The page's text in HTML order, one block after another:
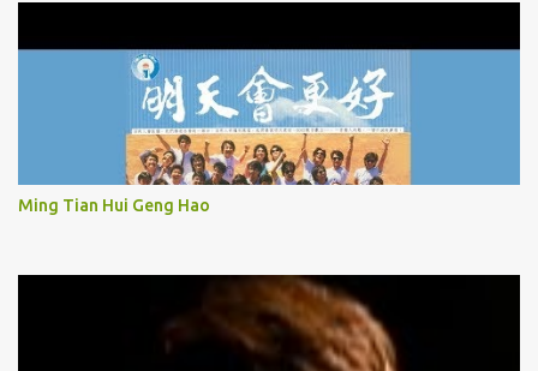
Ming Tian Hui Geng Hao